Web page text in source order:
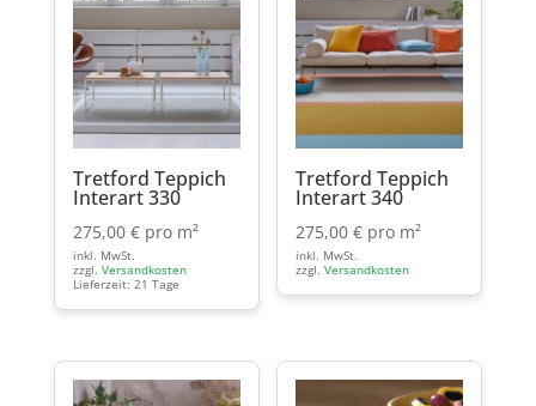
Tretford Teppich
Interart 330
275,00 € pro m²
inkl. MwSt.
zzgl. Versandkosten
Lieferzeit: 21 Tage
Tretford Teppich
Interart 340
275,00€ pro m²
inkl. MwSt.
zzgl.Versandkosten